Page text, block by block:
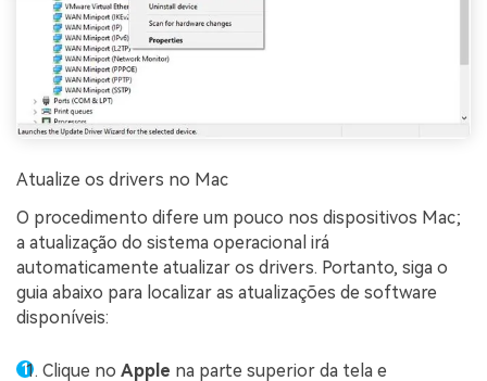
Atualize os drivers no Mac
O procedimento difere um pouco nos dispositivos Mac;
a atualização do sistema operacional irá
automaticamente atualizar os drivers. Portanto, siga o
guia abaixo para localizar as atualizações de software
disponíveis:
Clique no Apple na parte superior da tela e